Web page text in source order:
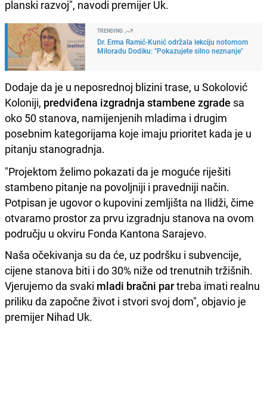
planski razvoj", navodi premijer Uk.
TRENDING
Dr. Erma Ramić-Kunić održala lekciju notornom
Miloradu Dodiku: "Pokazujete silno neznanje"
Dodaje da je u neposrednoj blizini trase, u Sokolović
Koloniji, predviđena izgradnja stambene zgrade sa
oko 50 stanova, namijenjenih mladima i drugim
posebnim kategorijama koje imaju prioritet kada je u
pitanju stanogradnja.
"Projektom želimo pokazati da je moguće riješiti
stambeno pitanje na povoljniji i pravedniji način.
Potpisan je ugovor o kupovini zemljišta na Ilidži, čime
otvaramo prostor za prvu izgradnju stanova na ovom
području u okviru Fonda Kantona Sarajevo.
Naša očekivanja su da će, uz podršku i subvencije,
cijene stanova biti i do 30% niže od trenutnih tržišnih.
Vjerujemo da svaki mladi bračni partreba imati realnu
priliku da započne život i stvori svoj dom", objavio je
premijer Nihad Uk.